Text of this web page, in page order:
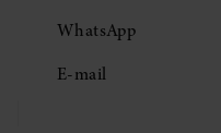
WhatsApp
E-mail